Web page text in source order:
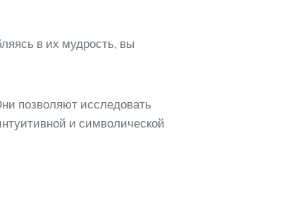
в их мудрость, вы
позволяют исследовать
и символической